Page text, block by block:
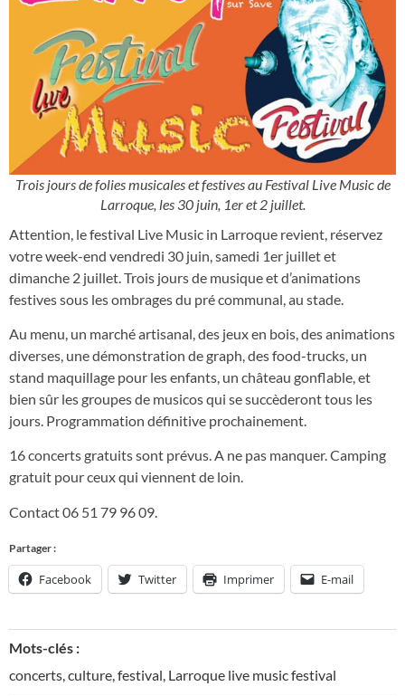
Trois jours de folies musicales et festives au Festival Live Music de
Larroque, les 30 juin, 1er et 2 juillet.
Attention, le festival Live Music in Larroque revient, réservez
votre week-end vendredi 30 juin, samedi 1er juillet et
dimanche 2 juillet. Trois jours de musique et d’animations
festives sous les ombrages du pré communal, au stade.
Au menu, un marché artisanal, des jeux en bois, des animations
diverses, une démonstration de graph, des food-trucks, un
stand maquillage pour les enfants, un château gonflable, et
bien sûr les groupes de musicos qui se succèderont tous les
jours. Programmation définitive prochainement.
16 concerts gratuits sont prévus. A ne pas manquer. Camping
gratuit pour ceux qui viennent de loin.
Contact 06 51 79 96 09.
Partager :
Facebook Twitter Imprimer E-mail
Mots-clés :
concerts,culture,festival, Larroque live music festival